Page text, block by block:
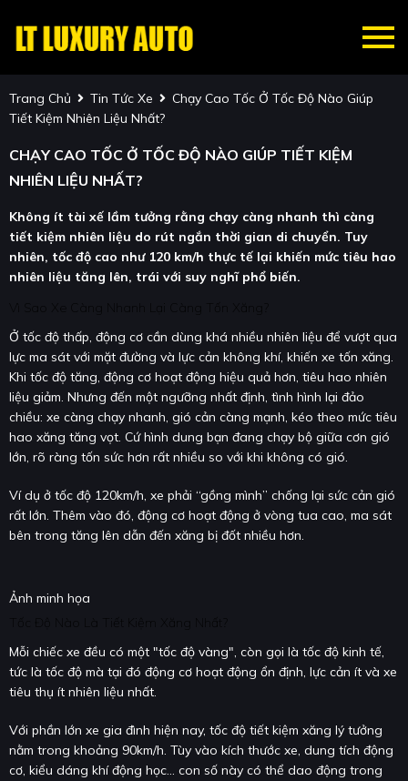
Trang Chủ Tin Tức Xe
Chạy Cao Tốc Ở Tốc Độ Nào Giúp
Tiết Kiệm Nhiên Liệu Nhất?
CHẠY CAO TỐC Ở TỐC ĐỘ NÀO GIÚP TIẾT KIỆM
NHIÊN LIỆU NHẤT?
Không ít tài xế lầm tưởng rằng chạy càng nhanh thì càng
tiết kiệm nhiên liệu do rút ngắn thời gian di chuyển. Tuy
nhiên, tốc độ cao như 120 km/h thực tế lại khiến mức tiêu hao
nhiên liệu tăng lên, trái với suy nghĩ phổ biến.
Vì Sao Xe Càng Nhanh Lại Càng Tốn Xăng?
Ở tốc độ thấp, động cơ cần dùng khá nhiều nhiên liệu để vượt qua
lực ma sát với mặt đường và lực cản không khí, khiến xe tốn xăng.
Khi tốc độ tăng, động cơ hoạt động hiệu quả hơn, tiêu hao nhiên
liệu giảm. Nhưng đến một ngưỡng nhất định, tình hình lại đảo
chiều: xe càng chạy nhanh, gió cản càng mạnh, kéo theo mức tiêu
hao xăng tăng vọt. Cứ hình dung bạn đang chạy bộ giữa cơn gió
lớn, rõ ràng tốn sức hơn rất nhiều so với khi không có gió.
Ví dụ ở tốc độ 120km/h, xe phải “gồng mình” chống lại sức cản gió
rất lớn. Thêm vào đó, động cơ hoạt động ở vòng tua cao, ma sát
bên trong tăng lên dẫn đến xăng bị đốt nhiều hơn.
Ảnh minh họa
Tốc Độ Nào Là Tiết Kiệm Xăng Nhất?
Mỗi chiếc xe đều có một "tốc độ vàng", còn gọi là tốc độ kinh tế,
tức là tốc độ mà tại đó động cơ hoạt động ổn định, lực cản ít và xe
tiêu thụ ít nhiên liệu nhất.
Với phần lớn xe gia đình hiện nay, tốc độ tiết kiệm xăng lý tưởng
nằm trong khoảng 90km/h. Tùy vào kích thước xe, dung tích động
cơ, kiểu dáng khí động học… con số này có thể dao động trong